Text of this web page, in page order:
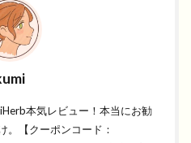
本気レビュー！本当にお勧
。【クーポンコード：